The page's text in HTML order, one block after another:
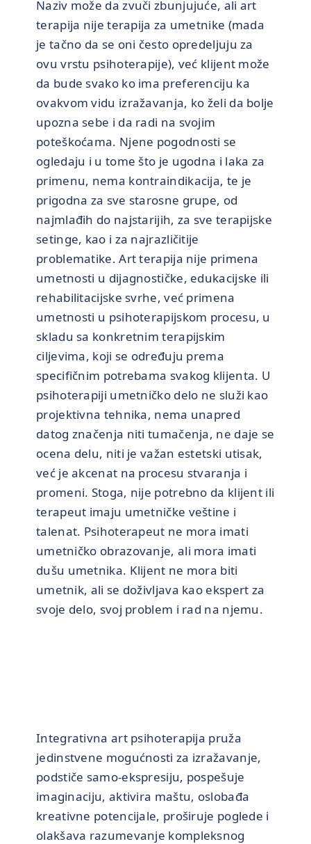
Naziv može da zvuči zbunjujuće, ali art
terapija nije terapija za umetnike (mada
je tačno da se oni često opredeljuju za
ovu vrstu psihoterapije), već klijent može
da bude svako ko ima preferenciju ka
ovakvom vidu izražavanja, ko želi da bolje
upozna sebe i da radi na svojim
poteškoćama. Njene pogodnosti se
ogledaju i u tome što je ugodna i laka za
primenu, nema kontraindikacija, te je
prigodna za sve starosne grupe, od
najmlađih do najstarijih, za sve terapijske
setinge, kao i za najrazličitije
problematike. Art terapija nije primena
umetnosti u dijagnostičke, edukacijske ili
rehabilitacijske svrhe, već primena
umetnosti u psihoterapijskom procesu, u
skladu sa konkretnim terapijskim
ciljevima, koji se određuju prema
specifičnim potrebama svakog klijenta. U
psihoterapiji umetničko delo ne služi kao
projektivna tehnika, nema unapred
datog značenja niti tumačenja, ne daje se
ocena delu, niti je važan estetski utisak,
već je akcenat na procesu stvaranja i
promeni. Stoga, nije potrebno da klijent ili
terapeut imaju umetničke veštine i
talenat. Psihoterapeut ne mora imati
umetničko obrazovanje, ali mora imati
dušu umetnika. Klijent ne mora biti
umetnik, ali se doživljava kao ekspert za
svoje delo, svoj problem i rad na njemu.
Integrativna art psihoterapija pruža
jedinstvene mogućnosti za izražavanje,
podstiče samo-ekspresiju, pospešuje
imaginaciju, aktivira maštu, oslobađa
kreativne potencijale, proširuje poglede i
olakšava razumevanje kompleksnog